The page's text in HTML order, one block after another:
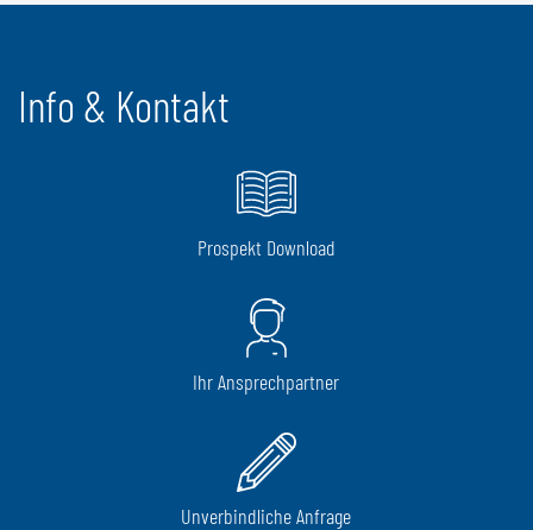
Info & Kontakt
Prospekt Download
Ihr Ansprechpartner
Unverbindliche Anfrage